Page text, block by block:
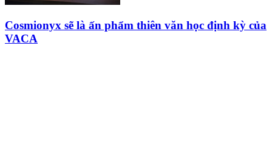
Cosmionyx sẽ là ấn phẩm thiên văn học định kỳ của
VACA